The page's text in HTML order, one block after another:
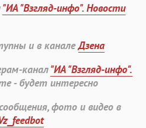
"ИА "Взгляд-инфо". Новости
и в каналеДзена
канал"ИА "Взгляд-инфо".
- будет интересно
фото и видео в